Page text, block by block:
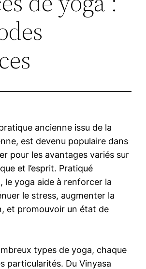
ancienne issu de la
est devenu populaire dans
pour les avantages variés sur
et l’esprit. Pratiqué
le yoga aide à renforcer la
le stress, augmenter la
et promouvoir un état de
types de yoga, chaque
particularités. Du Vinyasa